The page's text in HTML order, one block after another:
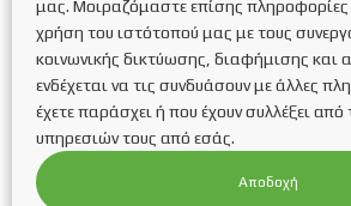
Official extensions of the deadlines
Savings programs
Corporate souvlaki party!
Η εταιρεία μας συμμετέχει στη
την Πράσινη και Έξυπνη Ενέργεια
EnergyTech στο Διεθνές Εκθεσιακό
Θεσσαλονίκης
μας. Μοιραζόμαστε επίσης πληροφορίες
χρήση του ιστότοπού μας με τους
κοινωνικής δικτύωσης, διαφήμισης και
ενδέχεται να τις συνδυάσουν με άλλες
έχετε παράσχει ή που έχουν συλλέξει
υπηρεσιών τους από εσάς.
Αποδοχή